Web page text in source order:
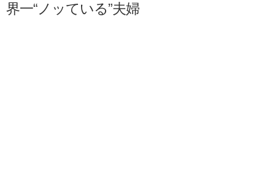
界一“ノッている”夫婦